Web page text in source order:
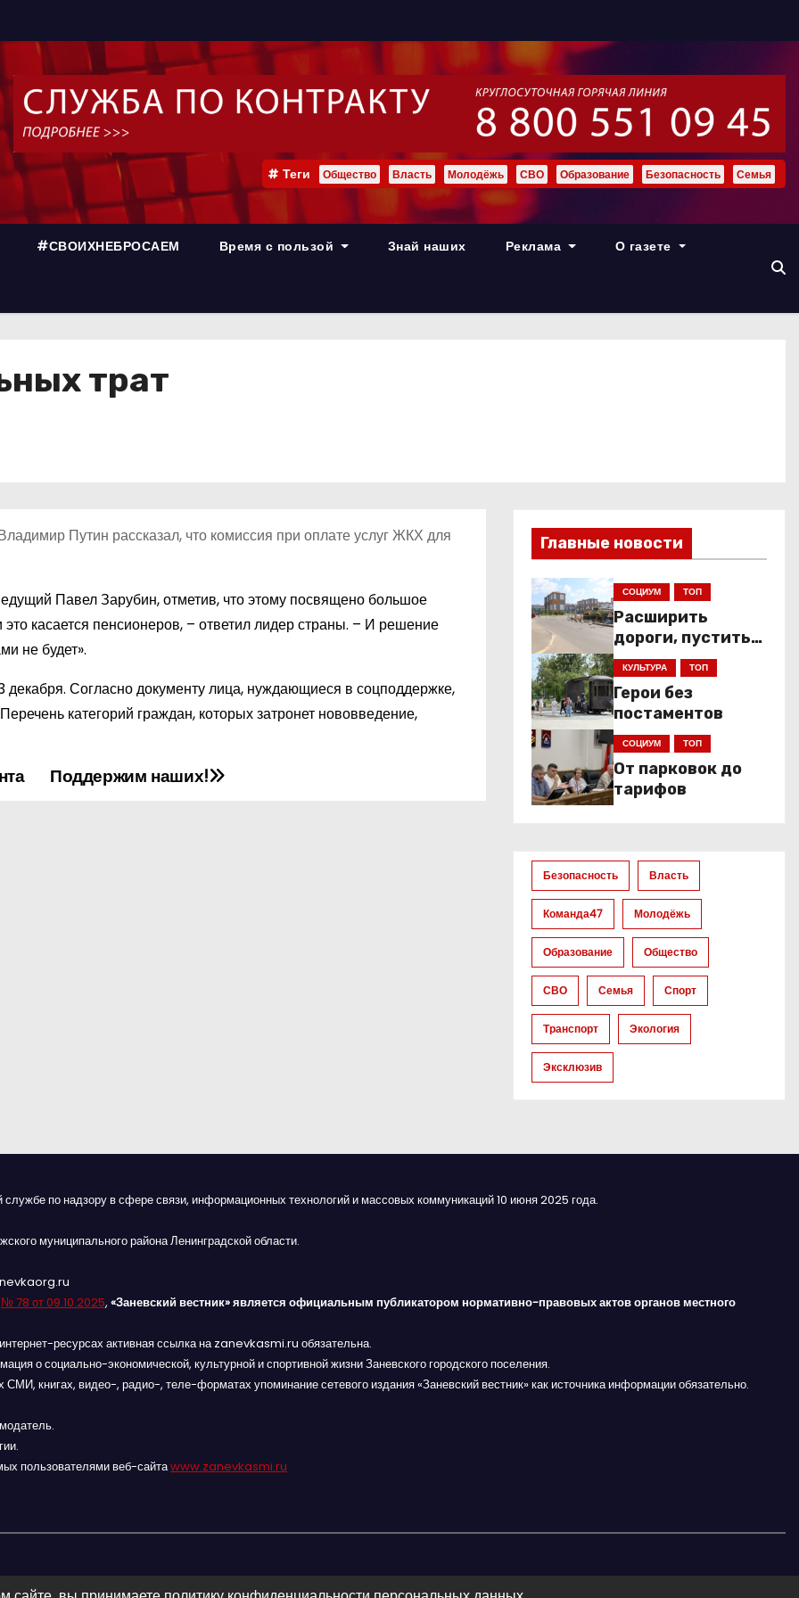
Теги Общество Власть Молодёжь СВО Образование Безопасность Семья
#СВОИХНЕБРОСАЕМ Время с пользой Знай наших Реклама О газете
трат
Путин рассказал, что комиссия при оплате услуг ЖКХ для
Павел Зарубин, отметив, что этому посвящено большое
касается пенсионеров, – ответил лидер страны. – И решение
не будет».
Согласно документу лица, нуждающиеся в соцподдержке,
категорий граждан, которых затронет нововведение,
Поддержим наших!
Главные новости
СОЦИУМ ТОП
Расширить
дороги, пустить
низкопольники
КУЛЬТУРА ТОП
Герои без
постаментов
СОЦИУМ ТОП
От парковок до
тарифов
Безопасность Власть
Команда47 Молодёжь
Образование Общество
СВО Семья Спорт
Транспорт Экология
Эксклюзив
службе по надзору в сфере связи, информационных технологий и массовых коммуникаций 10 июня 2025 года.
муниципального района Ленинградской области.
№ 78 от 09.10.2025, «Заневский вестник» является официальным публикатором нормативно-правовых актов органов местного
ресурсах активная ссылка на zanevkasmi.ru обязательна.
о социально-экономической, культурной и спортивной жизни Заневского городского поселения.
книгах, видео-, радио-, теле-форматах упоминание сетевого издания «Заневский вестник» как источника информации обязательно.
пользователями веб-сайтаwww.zanevkasmi.ru